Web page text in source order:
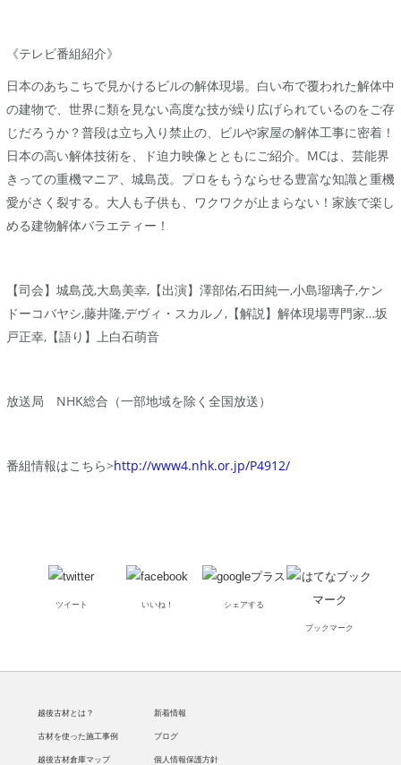
《テレビ番組紹介》
日本のあちこちで見かけるビルの解体現場。白い布で覆われた解体中
の建物で、世界に類を見ない高度な技が繰り広げられているのをご存
じだろうか？普段は立ち入り禁止の、ビルや家屋の解体工事に密着！
日本の高い解体技術を、ド迫力映像とともにご紹介。MCは、芸能界
きっての重機マニア、城島茂。プロをもうならせる豊富な知識と重機
愛がさく裂する。大人も子供も、ワクワクが止まらない！家族で楽し
める建物解体バラエティー！
【司会】城島茂,大島美幸,【出演】澤部佑,石田純一,小島瑠璃子,ケン
ドーコバヤシ,藤井隆,デヴィ・スカルノ,【解説】解体現場専門家…坂
戸正幸,【語り】上白石萌音
放送局 NHK総合（一部地域を除く全国放送）
番組情報はこちら>http://www4.nhk.or.jp/P4912/
ツイート いいね！ シェアする
ブックマーク
越後古材とは？
古材を使った施工事例
越後古材倉庫マップ
新着情報
ブログ
個人情報保護方針